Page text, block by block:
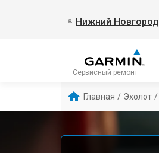
Нижний Новгород
Сервисный ремонт
Главная / Эхолот /